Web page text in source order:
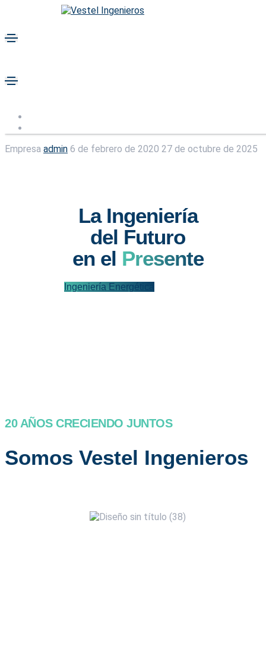
Empresa admin 6 de febrero de 2020 27 de octubre de 2025
La Ingeniería
del Futuro
en el Presente
Ingeniería Energética
20 AÑOS CRECIENDO JUNTOS
Somos Vestel Ingenieros